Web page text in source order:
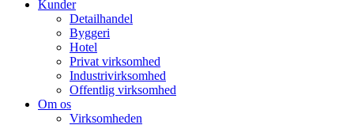
Kunder
Detailhandel
Byggeri
Hotel
Privat virksomhed
Industrivirksomhed
Offentlig virksomhed
Om os
Virksomheden